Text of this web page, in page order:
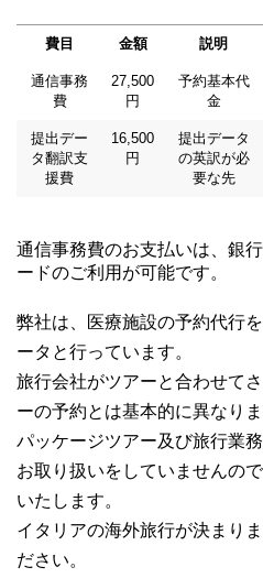
費目 金額 説明
通信事務
費
27,500
円
予約基本代
金
提出デー
タ翻訳支
援費
16,500
円
提出データ
の英訳が必
要な先
通信事務費のお支払いは、銀
ードのご利用が可能です。
弊社は、医療施設の予約代行
ータと行っています。
旅行会社がツアーと合わせて
ーの予約とは基本的に異なりま
パッケージツアー及び旅行業
お取り扱いをしていませんの
いたします。
イタリアの海外旅行が決まり
ださい。